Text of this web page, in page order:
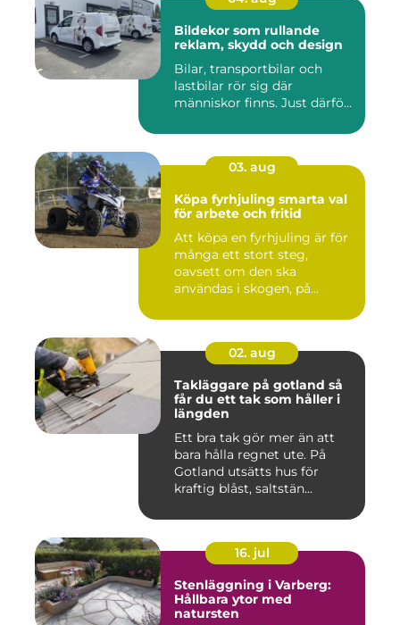
Bildekor som rullande
reklam, skydd och design
Bilar, transportbilar och
lastbilar rör sig där
människor finns. Just därfö...
03. aug
Köpa fyrhjuling smarta val
för arbete och fritid
Att köpa en fyrhjuling är för
många ett stort steg,
oavsett om den ska
användas i skogen, på
02. aug
Takläggare på gotland så
får du ett tak som håller i
längden
Ett bra tak gör mer än att
bara hålla regnet ute. På
Gotland utsätts hus för
kraftig blåst, saltstän...
16. jul
Stenläggning i Varberg:
Hållbara ytor med
natursten